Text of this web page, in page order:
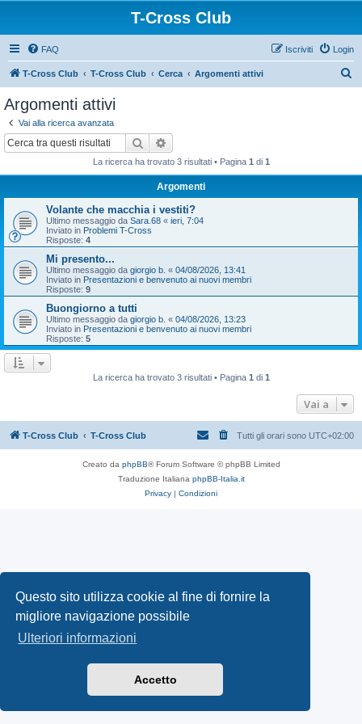
Questo sito utilizza cookie al fine di fornire la
migliore navigazione possibile
Ulteriori informazioni
Accetto
T-Cross Club
FAQ Login
Iscriviti
T-Cross Club T-Cross Club Cerca Argomenti attivi
Argomenti attivi
Vai alla ricerca avanzata
Cerca
La ricerca ha trovato 3 risultati • Pagina 1 di 1
Argomenti
Volante che macchia i vestiti?
Ultimo messaggio da Sara.68 « ieri, 7:04
Inviato in Problemi T-Cross
Risposte: 4
Mi presento...
Ultimo messaggio da giorgio b. « 04/08/2026, 13:41
Inviato in Presentazioni e benvenuto ai nuovi membri
Risposte: 9
Buongiorno a tutti
Ultimo messaggio da giorgio b. « 04/08/2026, 13:23
Inviato in Presentazioni e benvenuto ai nuovi membri
Risposte: 5
La ricerca ha trovato 3 risultati • Pagina 1 di 1
Vai a
T-Cross Club T-Cross Club Tutti gli orari sono UTC+02:00
Creato da phpBB® Forum Software © phpBB Limited
Traduzione Italiana phpBB-Italia.it
Privacy | Condizioni